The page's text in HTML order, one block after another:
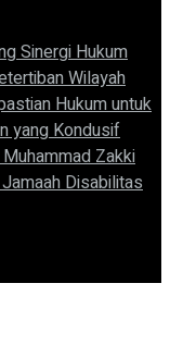
Sinergi Hukum
Wilayah
Hukum untuk
yang Kondusif
Zakki
Disabilitas